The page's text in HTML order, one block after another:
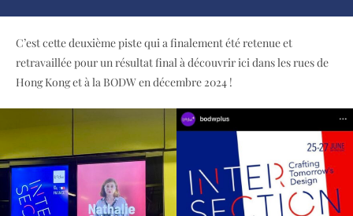
C’est cette deuxième piste qui a finalement été retenue et
retravaillée pour un résultat final à découvrir ici dans les rues de
Hong Kong et à la BODW en décembre 2024 !